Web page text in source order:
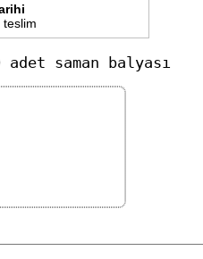
teslim
adet saman balyası